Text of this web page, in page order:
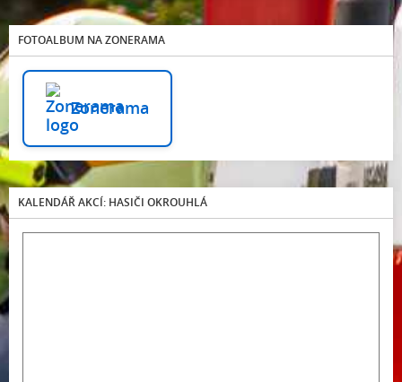
FOTOALBUM NA ZONERAMA
Zonerama
KALENDÁŘ AKCÍ: HASIČI OKROUHLÁ